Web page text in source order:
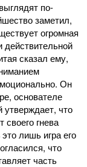
по-
заметил,
огромная
сказал ему,
Он
основателе
утверждает, что
гнева
лишь игра его
что
часть